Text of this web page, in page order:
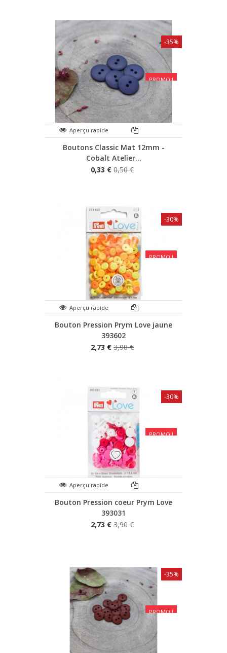
PROMO !
Aperçu rapide
Boutons Classic Mat 12mm -
Cobalt Atelier...
0,33 € 0,50 €
-35%
PROMO !
Aperçu rapide
Bouton Pression Prym Love jaune
393602
2,73 € 3,90 €
-30%
PROMO !
Aperçu rapide
Bouton Pression coeur Prym Love
393031
2,73 € 3,90 €
-30%
PROMO !
-35%